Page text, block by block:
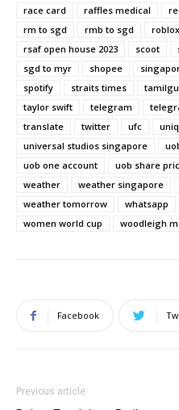
race card
raffles medical
rm to sgd
rmb to sgd roblox
rsaf open house 2023
scoot
sgd to myr
shopee
spotify
straits times
taylor swift
telegram
translate
twitter ufc
universal studios singapore
uob one account
uob share
weather
weather singapore
weather tomorrow
whatsapp
women world cup
woodleigh
Facebook
Previous article